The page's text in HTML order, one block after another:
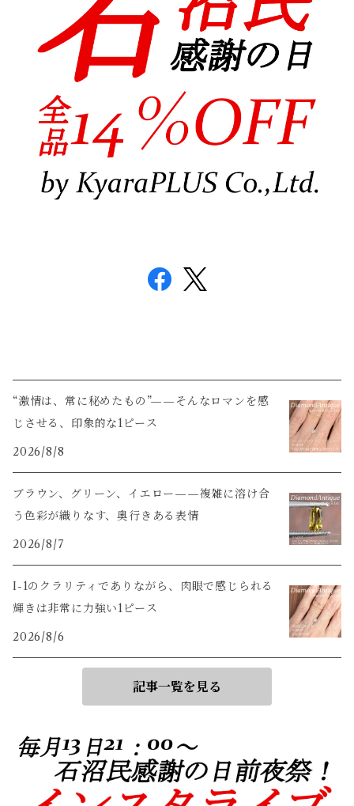
“激情は、常に秘めたもの”——そんなロマンを感
じさせる、印象的な1ピース
2026/8/8
ブラウン、グリーン、イエロー——複雑に溶け合
う色彩が織りなす、奥行きある表情
2026/8/7
I-1のクラリティでありながら、肉眼で感じられる
輝きは非常に力強い1ピース
2026/8/6
記事一覧を見る